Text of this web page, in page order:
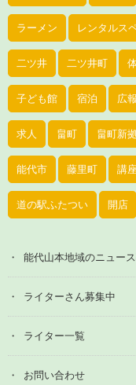
ラーメン レンタルス
二ツ井 二ツ井町
子ども館 宿泊 広報
求人 畠町 畠町新
能代市 藤里町 講
道の駅ふたつい 開店
能代山本地域のニュー
ライターさん募集中
ライター一覧
お問い合わせ